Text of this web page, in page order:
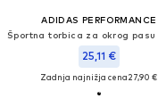
ADIDAS PERFORMANCE
25,11 €
Zadnja najnižja cena27,90 €